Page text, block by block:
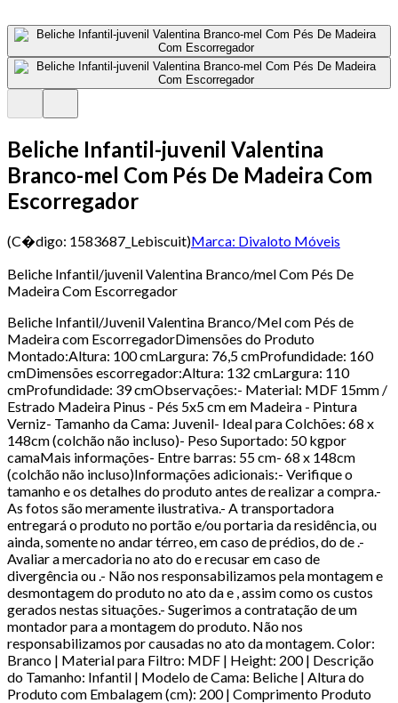
Beliche Infantil-juvenil Valentina
Branco-mel Com Pés De Madeira Com
Escorregador
(C�digo: 1583687_Lebiscuit)Marca: Divaloto Móveis
Beliche Infantil/juvenil Valentina Branco/mel Com Pés De
Madeira Com Escorregador
Beliche Infantil/Juvenil Valentina Branco/Mel com Pés de
Madeira com EscorregadorDimensões do Produto
Montado:Altura: 100 cmLargura: 76,5 cmProfundidade: 160
cmDimensões escorregador:Altura: 132 cmLargura: 110
cmProfundidade: 39 cmObservações:- Material: MDF 15mm /
Estrado Madeira Pinus - Pés 5x5 cm em Madeira - Pintura
Verniz- Tamanho da Cama: Juvenil- Ideal para Colchões: 68 x
148cm (colchão não incluso)- Peso Suportado: 50 kgpor
camaMais informações- Entre barras: 55 cm- 68 x 148cm
(colchão não incluso)Informações adicionais:- Verifique o
tamanho e os detalhes do produto antes de realizar a compra.-
As fotos são meramente ilustrativa.- A transportadora
entregará o produto no portão e/ou portaria da residência, ou
ainda, somente no andar térreo, em caso de prédios, do de .-
Avaliar a mercadoria no ato do e recusar em caso de
divergência ou .- Não nos responsabilizamos pela montagem e
desmontagem do produto no ato da e , assim como os custos
gerados nestas situações.- Sugerimos a contratação de um
montador para a montagem do produto. Não nos
responsabilizamos por causadas no ato da montagem. Color:
Branco | Material para Filtro: MDF | Height: 200 | Descrição
do Tamanho: Infantil | Modelo de Cama: Beliche | Altura do
Produto com Embalagem (cm): 200 | Comprimento Produto